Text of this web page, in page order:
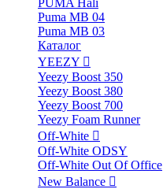
PUMA Hali
Puma MB 04
Puma MB 03
Каталог
YEEZY
Yeezy Boost 350
Yeezy Boost 380
Yeezy Boost 700
Yeezy Foam Runner
Off-White
Off-White ODSY
Off-White Out Of Office
New Balance